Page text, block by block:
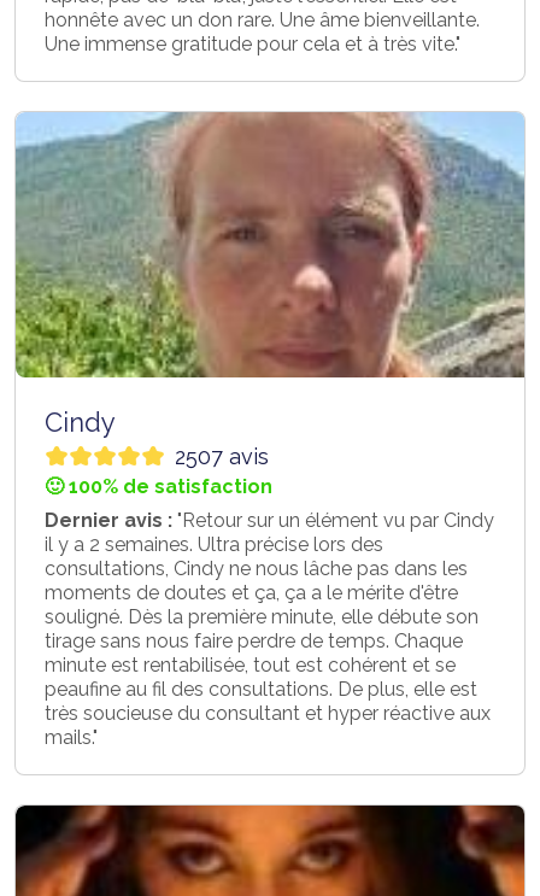
honnête avec un don rare. Une âme bienveillante.
Une immense gratitude pour cela et à très vite."
Cindy
2507 avis
🙂 100% de satisfaction
Dernier avis : "Retour sur un élément vu par Cindy
il y a 2 semaines. Ultra précise lors des
consultations, Cindy ne nous lâche pas dans les
moments de doutes et ça, ça a le mérite d'être
souligné. Dès la première minute, elle débute son
tirage sans nous faire perdre de temps. Chaque
minute est rentabilisée, tout est cohérent et se
peaufine au fil des consultations. De plus, elle est
très soucieuse du consultant et hyper réactive aux
mails."